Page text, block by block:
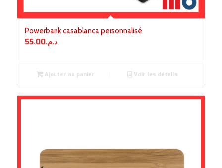
Powerbank casablanca personnalisé
د.م.55.00
Ajouter au panier Voir les détails